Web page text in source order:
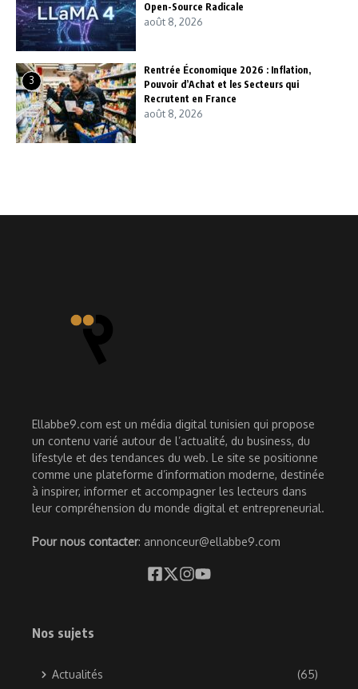
Open-Source Radicale
août 8, 2026
3
Rentrée Économique 2026 : Inflation,
Pouvoir d’Achat et les Secteurs qui
Recrutent en France
août 8, 2026
Ellabbe9.com est un média digital tunisien qui propose
un contenu varié autour de l’actualité, du business, du
lifestyle et des tendances du web. Le site se positionne
comme une plateforme d’information moderne, destinée
à inspirer, informer et accompagner les lecteurs dans
leur compréhension du monde digital et entrepreneurial.
Pour nous contacter: annonceur@ellabbe9.com
Nos sujets
Actualités (65)